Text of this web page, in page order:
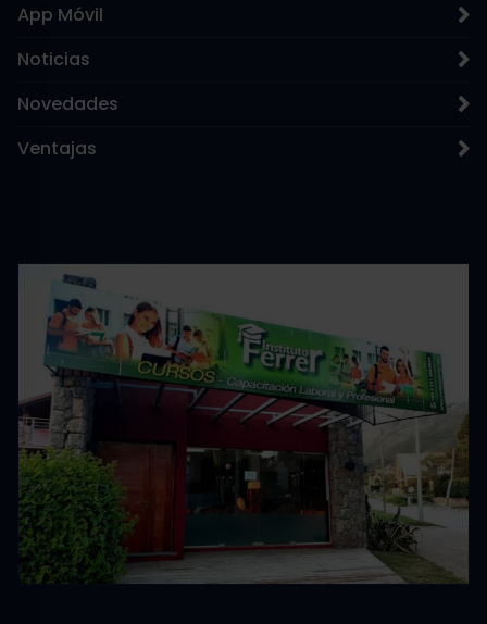
App Móvil
Noticias
Novedades
Ventajas